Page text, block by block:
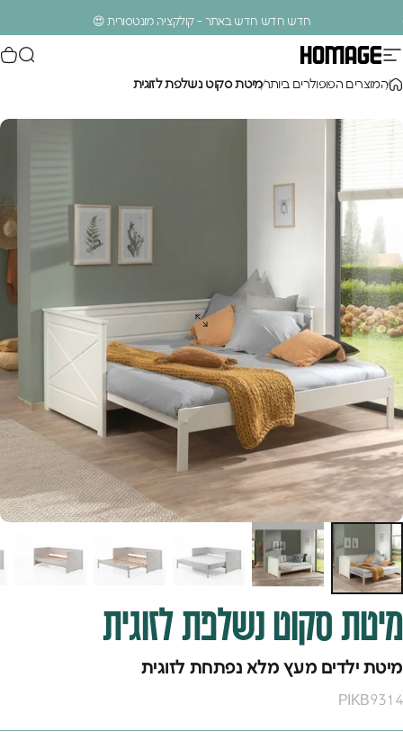
חדש חדש חדש באתר - קולקציה מונטסורית 😍
.
ניווט באתר
Homage Design
המוצרים הפופולרים ביותרמיטת סקוט נשלפת לזוגית
מיטתסקוטנשלפתלזוגית
מיטת ילדים מעץ מלא נפתחת לזוגית
PIKB9314